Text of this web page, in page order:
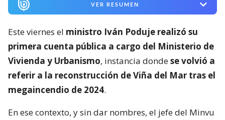
VER RESUMEN
Este viernes el ministro Iván Poduje realizó su
primera cuenta pública a cargo del Ministerio de
Vivienda y Urbanismo, instancia dondese volvió a
referir a la reconstrucción de Viña del Mar tras el
megaincendio de 2024.
En ese contexto, y sin dar nombres, el jefe del Minvu